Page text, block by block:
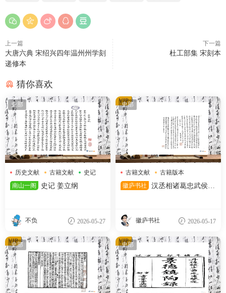
上一篇
大唐六典 宋绍兴四年温州州学刻
递修本
下一篇
杜工部集 宋刻本
猜你喜欢
史部
历史文献 古籍文献
史记
南山一阁
史记 姜立纲
不负 2026-05-27
史部
古籍文献
古籍版本
宋代典籍
徽庐书社
汉丞相诸葛忠武侯传
徽庐书社 2026-05-17
VIP
史部
VIP 史部
VIP